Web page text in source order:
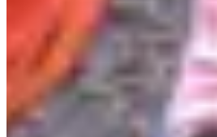
Organisateur
Running Cousolre Voir la page Facebook
Chronométreur